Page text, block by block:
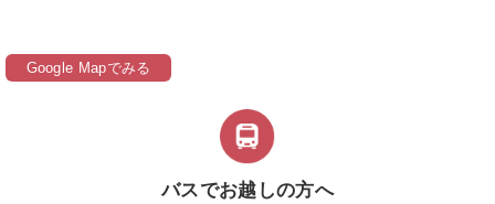
Google Mapでみる
バスでお越しの方へ